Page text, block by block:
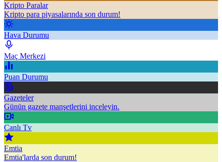
Kripto Paralar
Kripto para piyasalarında son durum!
Hava Durumu
Maç Merkezi
Puan Durumu
Gazeteler
Günün gazete manşetlerini inceleyin.
Canlı Tv
Emtia
Emtia'larda son durum!